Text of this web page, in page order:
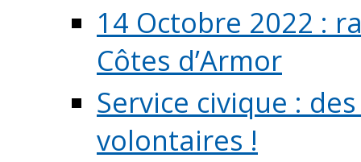
14 Octobre 2022 :
Côtes d’Armor
Service civique :
volontaires !